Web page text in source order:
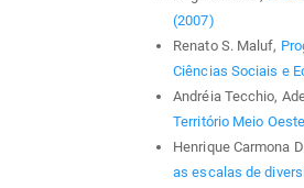
(2007)
Renato S. Maluf,
Ciências Sociais e
Andréia Tecchio,
Território Meio
Henrique Carmona
as escalas de